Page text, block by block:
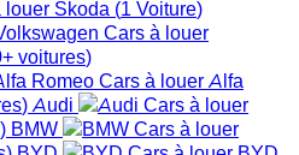
Skoda (1 Voiture)
voitures)
Alfa
) Audi
) BMW